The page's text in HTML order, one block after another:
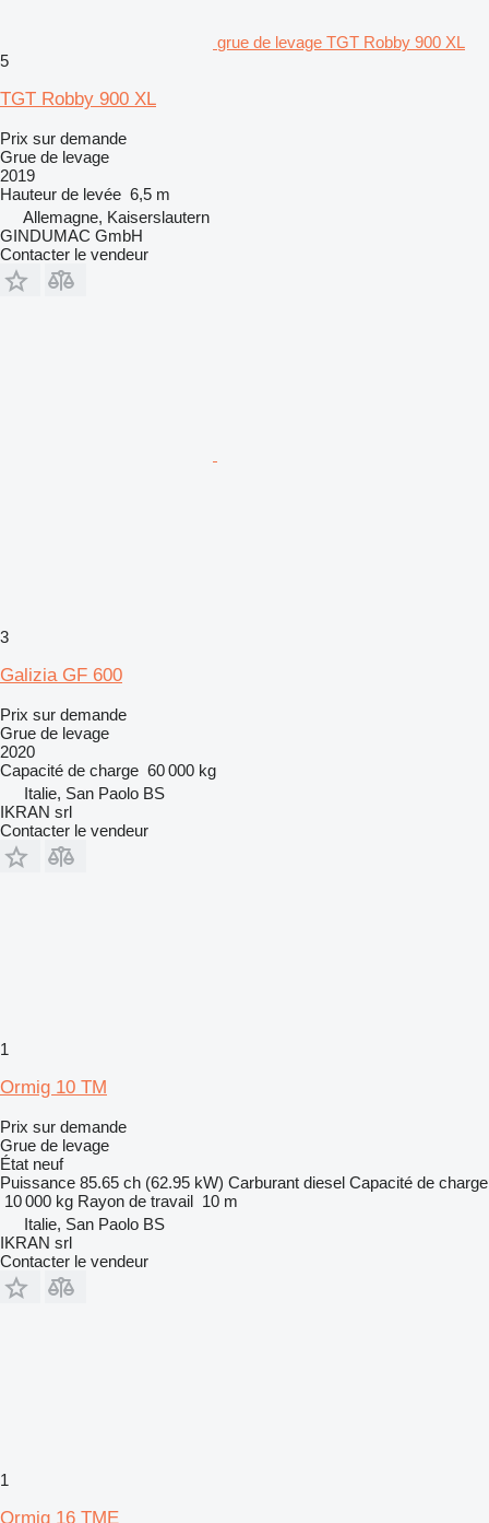
grue de levage TGT Robby 900 XL
5
TGT Robby 900 XL
Prix sur demande
Grue de levage
2019
Hauteur de levée 6,5 m
Allemagne, Kaiserslautern
GINDUMAC GmbH
Contacter le vendeur
3
Galizia GF 600
Prix sur demande
Grue de levage
2020
Capacité de charge 60 000 kg
Italie, San Paolo BS
IKRAN srl
Contacter le vendeur
1
Ormig 10 TM
Prix sur demande
Grue de levage
État neuf
Puissance 85.65 ch (62.95 kW) Carburant diesel Capacité de charge
10 000 kg Rayon de travail 10 m
Italie, San Paolo BS
IKRAN srl
Contacter le vendeur
1
Ormig 16 TME